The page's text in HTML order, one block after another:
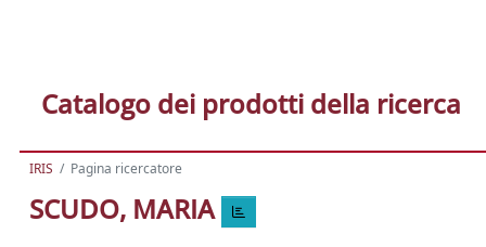
Catalogo dei prodotti della ricerca
IRIS Pagina ricercatore
SCUDO, MARIA